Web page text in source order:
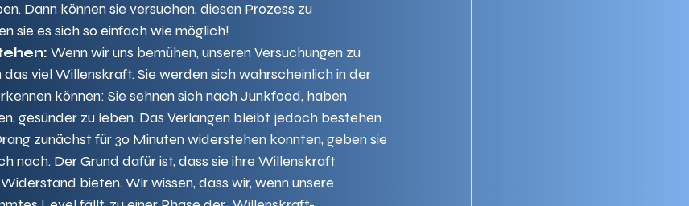
Dann können sie versuchen, diesen Prozess zu
sie es sich so einfach wie möglich!
Wenn wir uns bemühen, unseren Versuchungen zu
viel Willenskraft. Sie werden sich wahrscheinlich in der
können: Sie sehnen sich nach Junkfood, haben
gesünder zu leben. Das Verlangen bleibt jedoch bestehen
zunächst für 30 Minuten widerstehen konnten, geben sie
nach. Der Grund dafür ist, dass sie ihre Willenskraft
bieten. Wir wissen, dass wir, wenn unsere